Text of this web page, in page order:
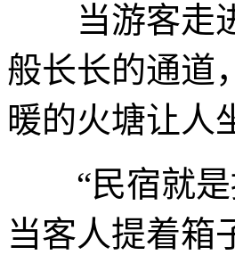
当游客走进
般长长的通道
暖的火塘让人
“民宿就是
当客人提着箱